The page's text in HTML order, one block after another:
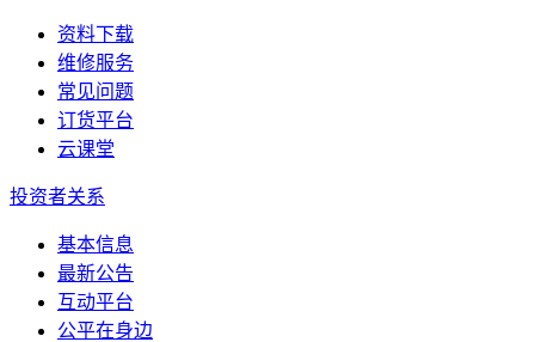
资料下载
维修服务
常见问题
订货平台
云课堂
投资者关系
基本信息
最新公告
互动平台
公平在身边